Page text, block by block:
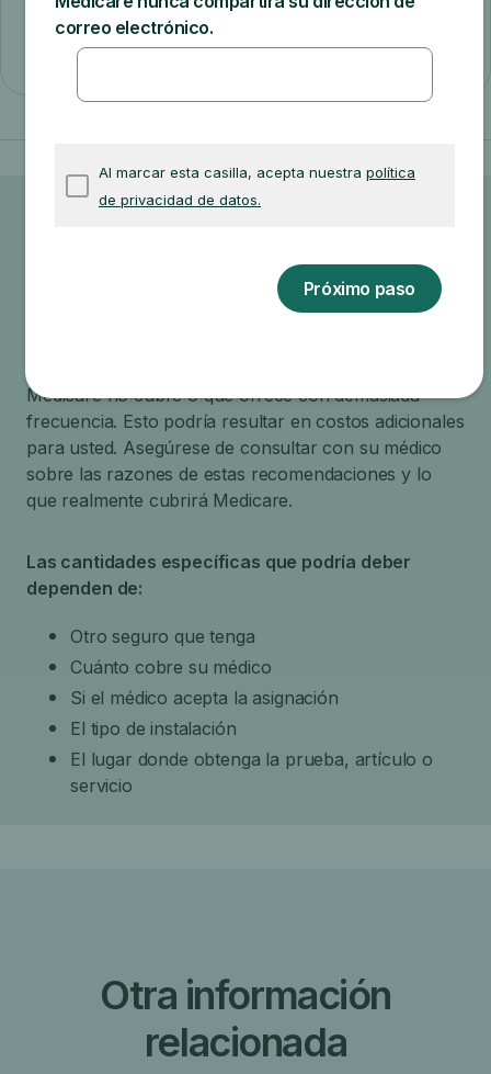
Mensual
Pregúntele a su médico o
cuánto costará su prueba, artículo
Medicare no cubre o que ofrece con demasiada
frecuencia. Esto podría resultar en costos adicionales
para usted. Asegúrese de consultar con su médico
sobre las razones de estas recomendaciones y lo
que realmente cubrirá Medicare.
Las cantidades específicas que podría deber
dependen de:
Otro seguro que tenga
Cuánto cobre su médico
Si el médico acepta la asignación
El tipo de instalación
El lugar donde obtenga la prueba, artículo o
servicio
Otra información
relacionada